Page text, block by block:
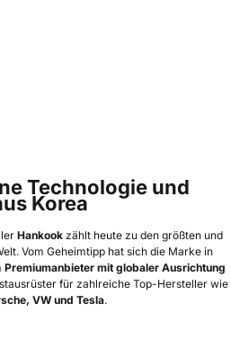
Technologie und
Korea
Hankook zählt heute zu den größten und
Vom Geheimtipp hat sich die Marke in
Premiumanbieter mit globaler Ausrichtung
für zahlreiche Top-Hersteller wie
VW und Tesla.